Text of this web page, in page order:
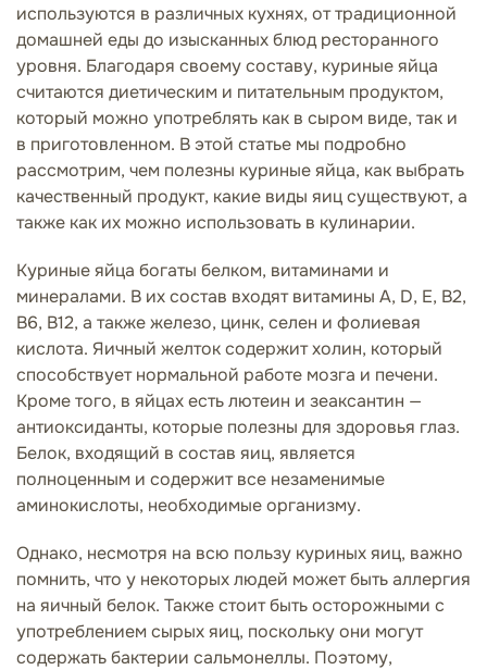
используются в различных кухнях, от традиционной
домашней еды до изысканных блюд ресторанного
уровня. Благодаря своему составу, куриные яйца
считаются диетическим и питательным продуктом,
который можно употреблять как в сыром виде, так и
в приготовленном. В этой статье мы подробно
рассмотрим, чем полезны куриные яйца, как выбрать
качественный продукт, какие виды яиц существуют, а
также как их можно использовать в кулинарии.
Куриные яйца богаты белком, витаминами и
минералами. В их состав входят витамины А, D, Е, В2,
В6, В12, а также железо, цинк, селен и фолиевая
кислота. Яичный желток содержит холин, который
способствует нормальной работе мозга и печени.
Кроме того, в яйцах есть лютеин и зеаксантин —
антиоксиданты, которые полезны для здоровья глаз.
Белок, входящий в состав яиц, является
полноценным и содержит все незаменимые
аминокислоты, необходимые организму.
Однако, несмотря на всю пользу куриных яиц, важно
помнить, что у некоторых людей может быть аллергия
на яичный белок. Также стоит быть осторожными с
употреблением сырых яиц, поскольку они могут
содержать бактерии сальмонеллы. Поэтому,